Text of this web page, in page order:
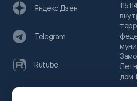
дом
Яндекс Дзен
Telegram
Rutube